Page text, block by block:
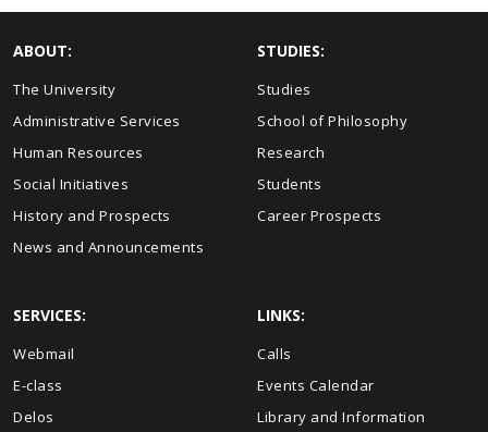
ABOUT:
The University
Administrative Services
Human Resources
Social Initiatives
History and Prospects
News and Announcements
STUDIES:
Studies
School of Philosophy
Research
Students
Career Prospects
SERVICES:
Webmail
E-class
Delos
LINKS:
Calls
Events Calendar
Library and Information